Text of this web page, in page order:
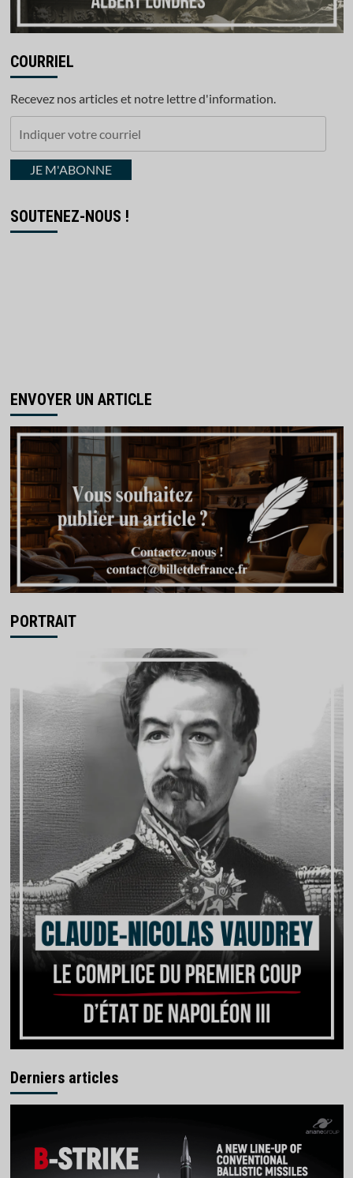
COURRIEL
Recevez nos articles et notre lettre d'information.
courrielJE M'ABONNE
SOUTENEZ-NOUS !
ENVOYER UN ARTICLE
PORTRAIT
Derniers articles